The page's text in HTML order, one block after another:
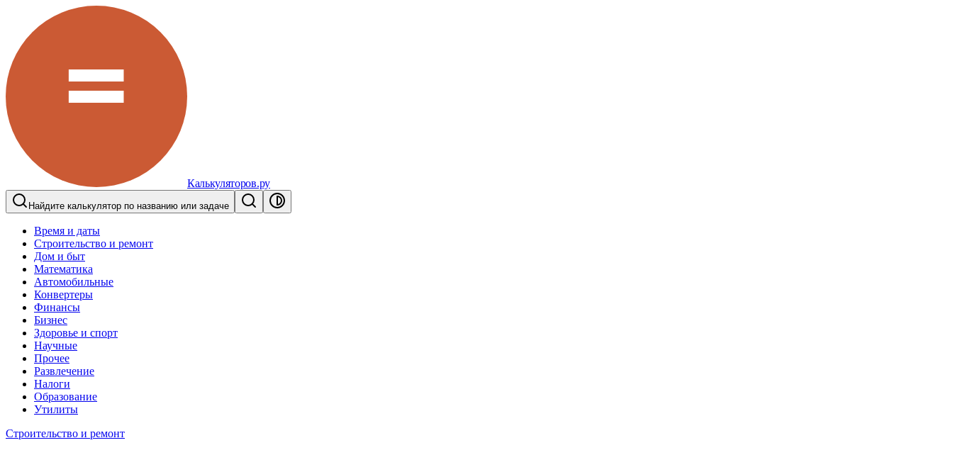
Калькуляторов.ру
Найдите калькулятор по названию или задаче
Время и даты
Строительство и ремонт
Дом и быт
Математика
Автомобильные
Конвертеры
Финансы
Бизнес
Здоровье и спорт
Научные
Прочее
Развлечение
Налоги
Образование
Утилиты
Строительство и ремонт